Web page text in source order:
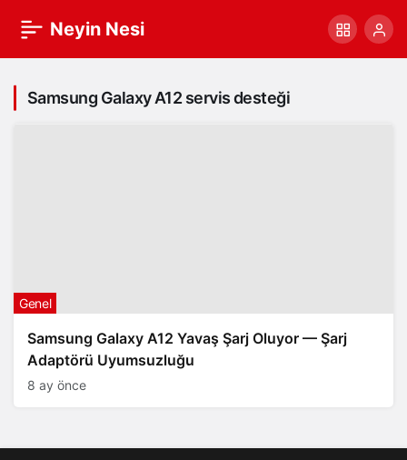
Neyin Nesi
Samsung Galaxy A12 servis desteği
Samsung Galaxy A12 Yavaş Şarj Oluyor — Şarj
Adaptörü Uyumsuzluğu
Genel
8 ay önce